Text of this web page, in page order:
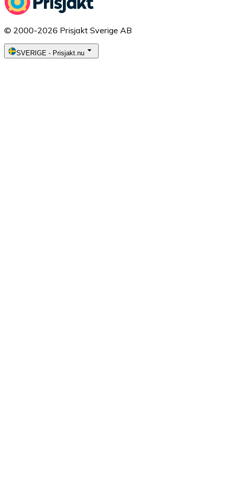
© 2000-2026 Prisjakt Sverige AB
SVERIGE - Prisjakt.nu